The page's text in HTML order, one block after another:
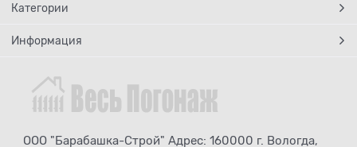
Категории
Информация
ООО "Барабашка-Строй" Адрес: 160000 г. Вологда,